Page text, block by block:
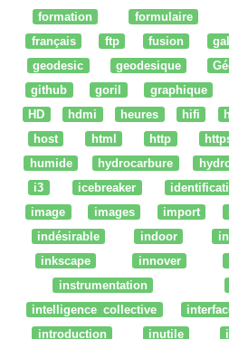
formation
formulaire
français
ftp fusion
geodesic
geodesique
github
goril graphique
HD
hdmi heures hifi
host
html http
humide
hydrocarbure
i3
icebreaker
image
images import
indésirable
indoor
inkscape
innover
instrumentation
intelligence collective
introduction
inutile